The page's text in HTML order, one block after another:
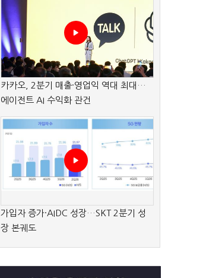
카카오, 2분기 매출·영업익 역대 최대…
에이전트 AI 수익화 관건
가입자 증가·AIDC 성장…SKT 2분기 성
장 본궤도